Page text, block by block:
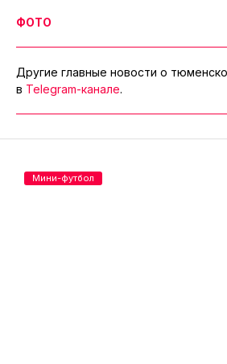
ФОТО
Другие главные новости о
в Telegram-канале.
Мини-футбол